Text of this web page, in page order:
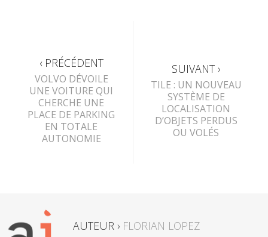
‹ PRÉCÉDENT
VOLVO DÉVOILE
UNE VOITURE QUI
CHERCHE UNE
PLACE DE PARKING
EN TOTALE
AUTONOMIE
SUIVANT ›
TILE : UN NOUVEAU
SYSTÈME DE
LOCALISATION
D’OBJETS PERDUS
OU VOLÉS
AUTEUR › FLORIAN LOPEZ